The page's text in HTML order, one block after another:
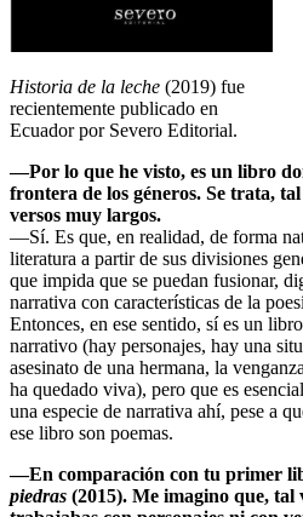
Historia de la leche (2019) fue
recientemente publicado en
Ecuador por Severo Editorial.
—Por lo que he visto, es un libro
frontera de los géneros. Se trata,
versos muy largos.
—Sí. Es que, en realidad, de forma
literatura a partir de sus divisiones
que impida que se puedan fusionar,
narrativa con características de la
Entonces, en ese sentido, sí es un
narrativo (hay personajes, hay una
asesinato de una hermana, la
ha quedado viva), pero que es
una especie de narrativa ahí, pese a
ese libro son poemas.
—En comparación con tu primer
piedras (2015). Me imagino que, tal